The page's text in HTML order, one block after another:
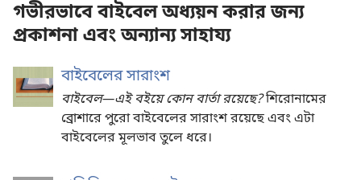
গভীরভাবে বাইবেল অধ্যয়ন করার জন্য
প্রকাশনা এবং অন্যান্য সাহায্য
বাইবেলের সারাংশ
বাইবেল—এই বইয়ে কোন বার্তা রয়েছে?শিরোনামের
ব্রোশারে পুরো বাইবেলের সারাংশ রয়েছে এবং এটা
বাইবেলের মূলভাব তুলে ধরে।